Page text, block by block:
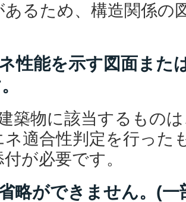
あるため、構造関係の
性能を示す図面また
築物に該当するもの
ネ適合性判定を行った
が必要です。
略ができません。(一